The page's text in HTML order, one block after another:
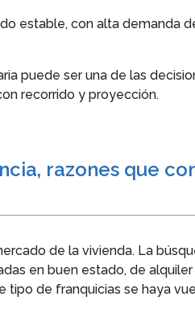
estable, con alta demanda
puede ser una de las
recorrido y proyección.
razones que
de la vivienda. La
en buen estado, de
de franquicias se haya